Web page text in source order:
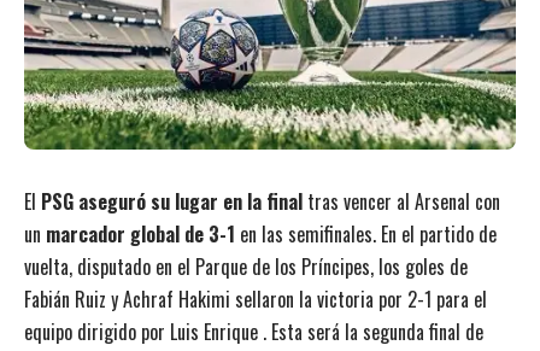
El PSG aseguró su lugar en la final tras vencer al Arsenal con
un marcador global de 3-1 en las semifinales. En el partido de
vuelta, disputado en el Parque de los Príncipes, los goles de
Fabián Ruiz y Achraf Hakimi sellaron la victoria por 2-1 para el
equipo dirigido por Luis Enrique . Esta será la segunda final de